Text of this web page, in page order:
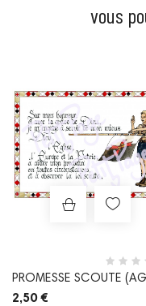
vous
PROMESSE SCOUTE
2,50 €